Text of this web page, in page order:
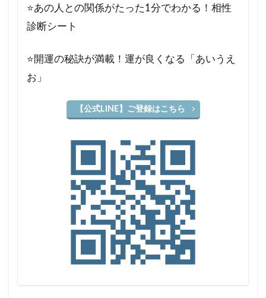
⭐️あの人との関係がたった1分でわかる！相性
診断シート
⭐️開運の秘訣が満載！運が良くなる「あいうえ
お」
【公式LINE】ご登録はこちら